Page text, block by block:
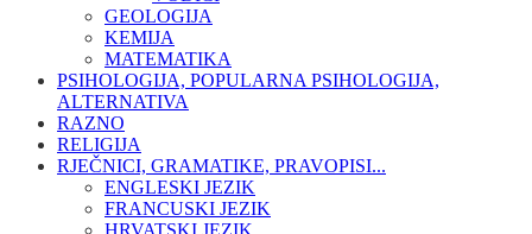
GEOLOGIJA
KEMIJA
MATEMATIKA
PSIHOLOGIJA, POPULARNA PSIHOLOGIJA,
ALTERNATIVA
RAZNO
RELIGIJA
RJEČNICI, GRAMATIKE, PRAVOPISI...
ENGLESKI JEZIK
FRANCUSKI JEZIK